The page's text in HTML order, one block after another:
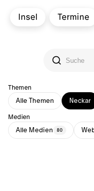
Insel Termine
Themen
Alle Themen Neckar
Medien
Alle Medien 80